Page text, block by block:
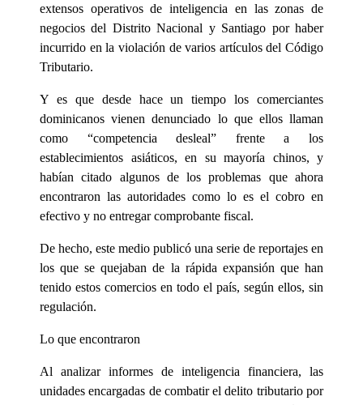
extensos operativos de inteligencia en las zonas de
negocios del Distrito Nacional y Santiago por haber
incurrido en la violación de varios artículos del Código
Tributario.
Y es que desde hace un tiempo los comerciantes
dominicanos vienen denunciado lo que ellos llaman
como “competencia desleal” frente a los
establecimientos asiáticos, en su mayoría chinos, y
habían citado algunos de los problemas que ahora
encontraron las autoridades como lo es el cobro en
efectivo y no entregar comprobante fiscal.
De hecho, este medio publicó una serie de reportajes en
los que se quejaban de la rápida expansión que han
tenido estos comercios en todo el país, según ellos, sin
regulación.
Lo que encontraron
Al analizar informes de inteligencia financiera, las
unidades encargadas de combatir el delito tributario por